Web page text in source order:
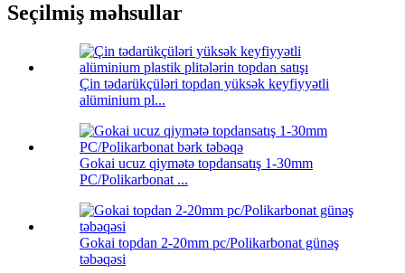
Seçilmiş məhsullar
Çin tədarükçüləri topdan yüksək keyfiyyətli
alüminium pl...
Gokai ucuz qiymətə topdansatış 1-30mm
PC/Polikarbonat ...
Gokai topdan 2-20mm pc/Polikarbonat günəş
təbəqəsi